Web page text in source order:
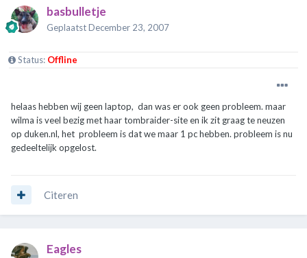
basbulletje
GeplaatstDecember 23, 2007
Status: Offline
helaas hebben wij geen laptop, dan was er ook geen probleem. maar
wilma is veel bezig met haar tombraider-site en ik zit graag te neuzen
op duken.nl, het probleem is dat we maar 1 pc hebben. probleem is nu
gedeeltelijk opgelost.
Citeren
Eagles